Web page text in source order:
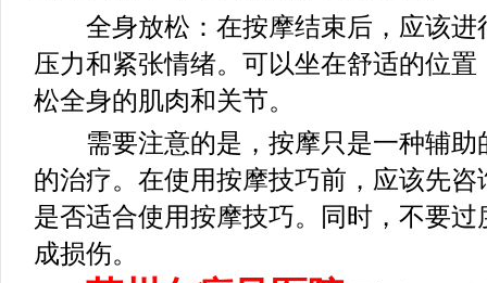
全身放松：在按摩结束后，应该进
压力和紧张情绪。可以坐在舒适的位
松全身的肌肉和关节。
需要注意的是，按摩只是一种辅助
的治疗。在使用按摩技巧前，应该先
是否适合使用按摩技巧。同时，不要
成损伤。